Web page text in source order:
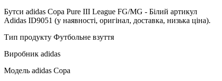
Бутси adidas Copa Pure III League FG/MG - Білий артикул
Adidas ID9051 (у наявності, оригінал, доставка, низька ціна).
Тип продукту Футбольне взуття
Виробник adidas
Модель adidas Copa